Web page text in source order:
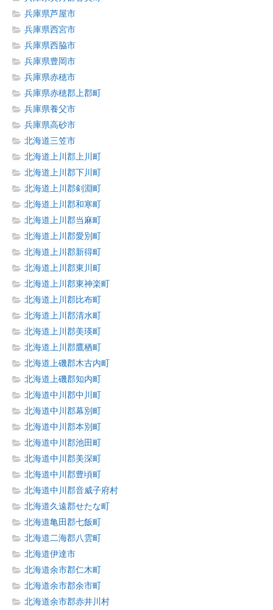
兵庫県芦屋市
兵庫県西宮市
兵庫県西脇市
兵庫県豊岡市
兵庫県赤穂市
兵庫県赤穂郡上郡町
兵庫県養父市
兵庫県高砂市
北海道三笠市
北海道上川郡上川町
北海道上川郡下川町
北海道上川郡剣淵町
北海道上川郡和寒町
北海道上川郡当麻町
北海道上川郡愛別町
北海道上川郡新得町
北海道上川郡東川町
北海道上川郡東神楽町
北海道上川郡比布町
北海道上川郡清水町
北海道上川郡美瑛町
北海道上川郡鷹栖町
北海道上磯郡木古内町
北海道上磯郡知内町
北海道中川郡中川町
北海道中川郡幕別町
北海道中川郡本別町
北海道中川郡池田町
北海道中川郡美深町
北海道中川郡豊頃町
北海道中川郡音威子府村
北海道久遠郡せたな町
北海道亀田郡七飯町
北海道二海郡八雲町
北海道伊達市
北海道余市郡仁木町
北海道余市郡余市町
北海道余市郡赤井川村